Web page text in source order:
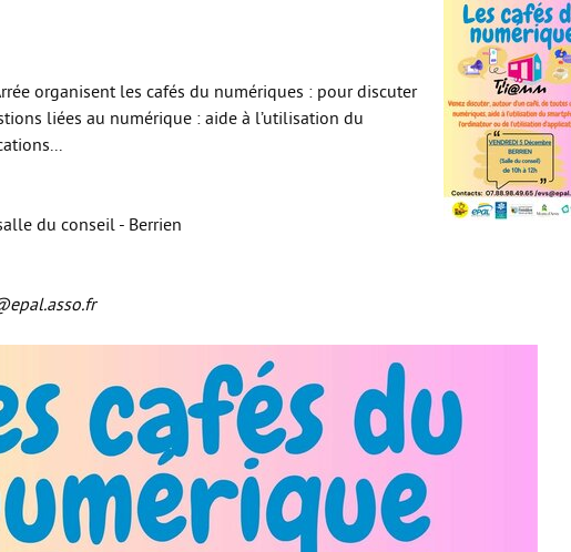
organisent les cafés du numériques : pour discuter
liées au numérique : aide à l’utilisation du
du conseil - Berrien